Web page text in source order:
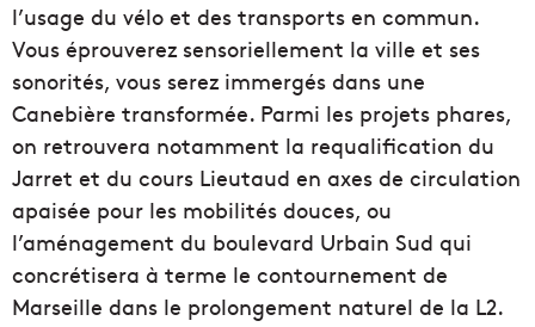
l’usage du vélo et des transports en commun.
Vous éprouverez sensoriellement la ville et ses
sonorités, vous serez immergés dans une
Canebière transformée. Parmi les projets phares,
on retrouvera notamment la requalification du
Jarret et du cours Lieutaud en axes de circulation
apaisée pour les mobilités douces, ou
l’aménagement du boulevard Urbain Sud qui
concrétisera à terme le contournement de
Marseille dans le prolongement naturel de la L2.